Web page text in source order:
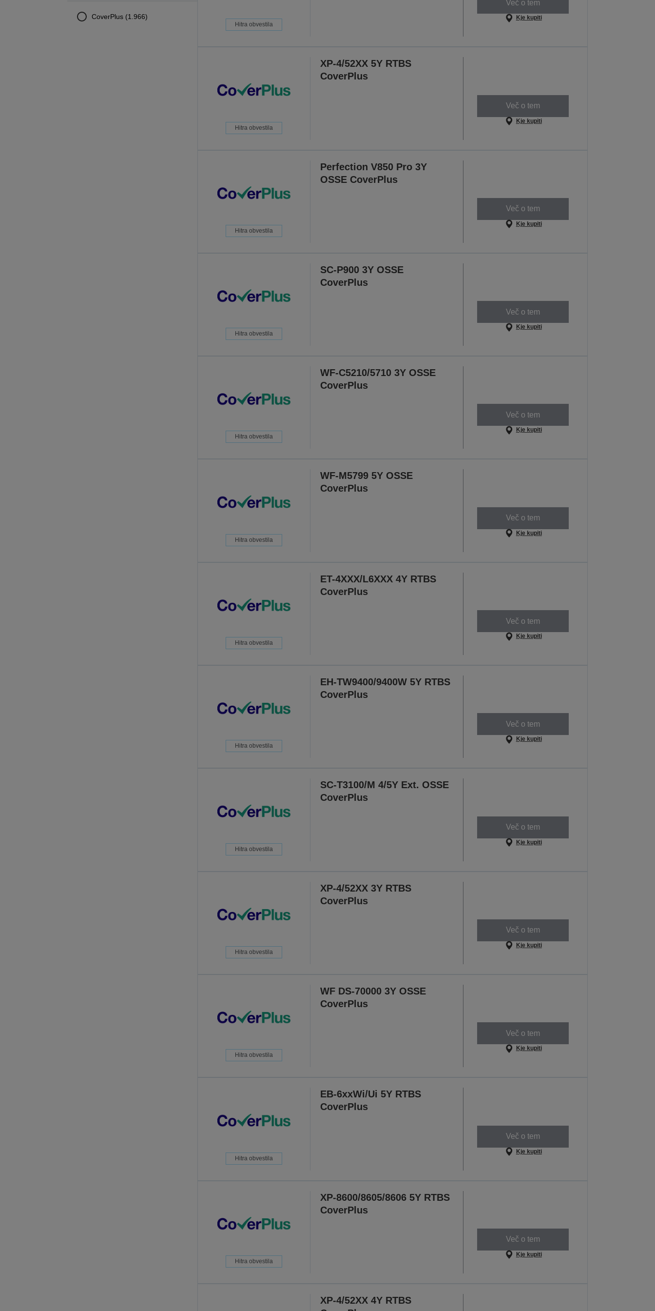
CoverPlus (1.966)
Hitra obvestila
Več o tem
Kje kupiti
Hitra obvestila
XP-4/52XX 5Y RTBS
CoverPlus
Več o tem
Kje kupiti
Hitra obvestila
Perfection V850 Pro 3Y
OSSE CoverPlus
Več o tem
Kje kupiti
Hitra obvestila
SC-P900 3Y OSSE
CoverPlus
Več o tem
Kje kupiti
Hitra obvestila
WF-C5210/5710 3Y OSSE
CoverPlus
Več o tem
Kje kupiti
Hitra obvestila
WF-M5799 5Y OSSE
CoverPlus
Več o tem
Kje kupiti
Hitra obvestila
ET-4XXX/L6XXX 4Y RTBS
CoverPlus
Več o tem
Kje kupiti
Hitra obvestila
EH-TW9400/9400W 5Y RTBS
CoverPlus
Več o tem
Kje kupiti
Hitra obvestila
SC-T3100/M 4/5Y Ext. OSSE
CoverPlus
Več o tem
Kje kupiti
Hitra obvestila
XP-4/52XX 3Y RTBS
CoverPlus
Več o tem
Kje kupiti
Hitra obvestila
WF DS-70000 3Y OSSE
CoverPlus
Več o tem
Kje kupiti
Hitra obvestila
EB-6xxWi/Ui 5Y RTBS
CoverPlus
Več o tem
Kje kupiti
Hitra obvestila
XP-8600/8605/8606 5Y RTBS
CoverPlus
Več o tem
Kje kupiti
XP-4/52XX 4Y RTBS